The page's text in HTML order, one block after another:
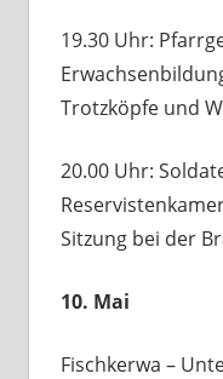
19.30 Uhr:
Trotzköpfe und
20.00 Uhr:
Sitzung bei der
10. Mai
Fischkerwa –